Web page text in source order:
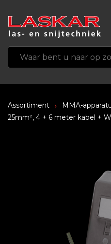
Assortiment MMA-
25mm², 4 + 6 meter kabel +